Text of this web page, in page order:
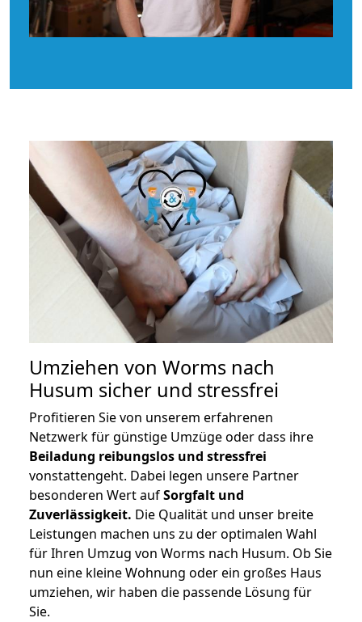
Umziehen von Worms nach
Husum sicher und stressfrei
Profitieren Sie von unserem erfahrenen
Netzwerk für günstige Umzüge oder dass ihre
Beiladung reibungslos und stressfrei
vonstattengeht. Dabei legen unsere Partner
besonderen Wert aufSorgfalt und
Zuverlässigkeit. Die Qualität und unser breite
Leistungen machen uns zu der optimalen Wahl
für Ihren Umzug von Worms nach Husum. Ob Sie
nun eine kleine Wohnung oder ein großes Haus
umziehen, wir haben die passende Lösung für
Sie.